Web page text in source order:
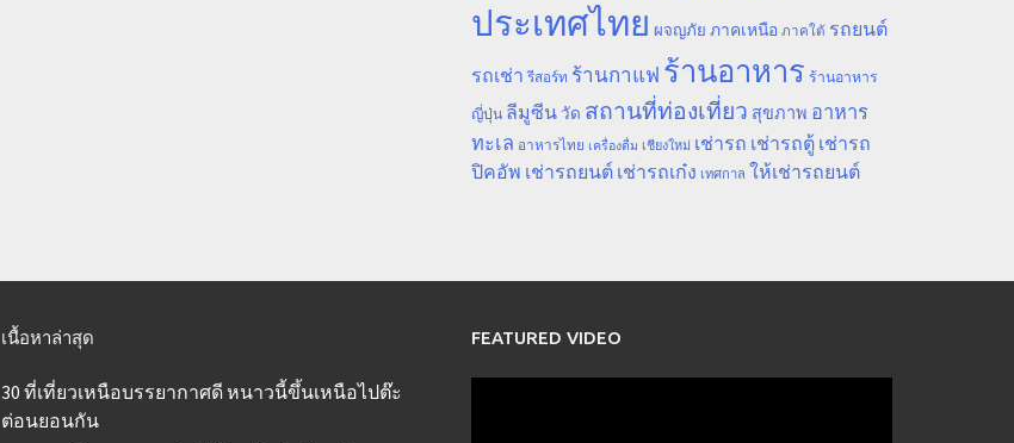
ประเทศไทย ผจญภัย ภาคเหนือ ภาคใต้ รถยนต์
รถเช่า รีสอร์ท ร้านกาแฟ ร้านอาหาร ร้านอาหาร
ญี่ปุ่น ลีมูซีน วัด สถานที่ท่องเที่ยว สุขภาพ อาหาร
ทะเล อาหารไทย เครื่องดื่ม เชียงใหม่ เช่ารถ เช่ารถตู้ เช่ารถ
ปิคอัพ เช่ารถยนต์ เช่ารถเก๋ง เทศกาล ให้เช่ารถยนต์
เนื้อหาล่าสุด
30 ที่เที่ยวเหนือบรรยากาศดี หนาวนี้ขึ้นเหนือไปต๊ะ
ต่อนยอนกัน
FEATURED VIDEO